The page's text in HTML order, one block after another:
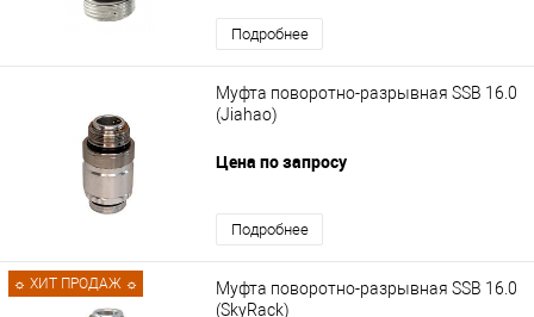
Подробнее
Муфта поворотно-разрывная SSB 16.0
(Jiahao)
Цена по запросу
Подробнее
☼ ХИТ ПРОДАЖ ☼
Муфта поворотно-разрывная SSB 16.0
(SkyRack)